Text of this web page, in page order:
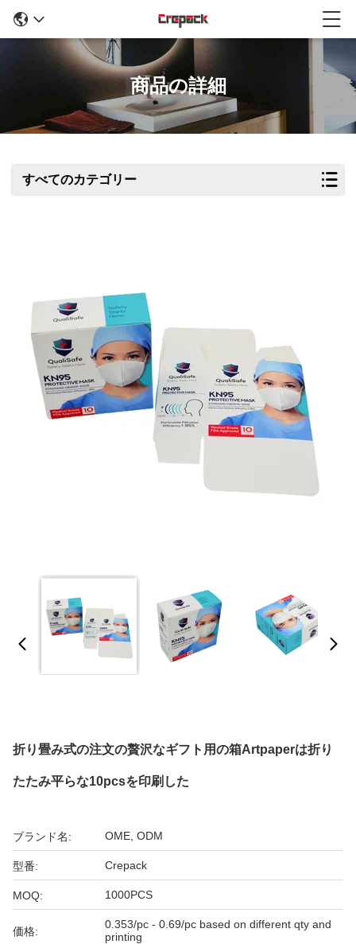
商品の詳細
すべてのカテゴリー
折り畳み式の注文の贅沢なギフト用の箱Artpaperは折り
たたみ平らな10pcsを印刷した
ブランド名: OME, ODM
型番: Crepack
MOQ: 1000PCS
価格:
0.353/pc - 0.69/pc based on different qty and
printing